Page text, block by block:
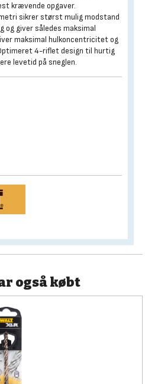
krævende opgaver.
sikrer størst mulig modstand
og giver således maksimal
maksimal hulkoncentricitet og
4-riflet design til hurtig
levetid på sneglen.
også købt